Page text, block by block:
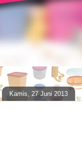
Kamis, 27 Juni 2013